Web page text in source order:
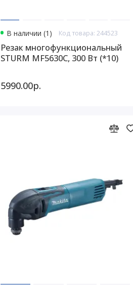
В наличии (1) Код товара: 244523
Резак многофункциональный
STURM MF5630C, 300 Вт (*10)
5990.00р.